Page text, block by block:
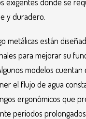
y duradero.
metálicas están
para mejorar su
modelos cuentan
el flujo de agua
ergonómicos que
períodos